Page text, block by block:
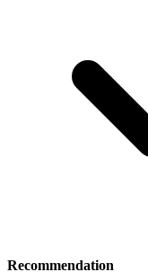
Recommendation